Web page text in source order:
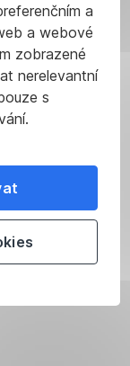
a
a webové
zobrazené
nerelevantní
s